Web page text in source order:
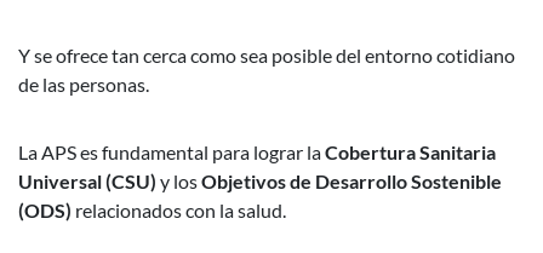
Y se ofrece tan cerca como sea posible del entorno cotidiano
de las personas.
La APS es fundamental para lograr laCobertura Sanitaria
Universal (CSU) y losObjetivos de Desarrollo Sostenible
(ODS) relacionados con la salud.